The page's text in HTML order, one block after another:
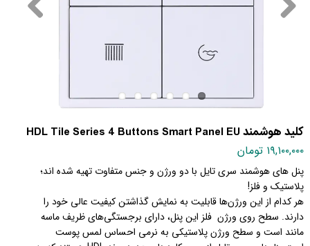
کلید هوشمند HDL Tile Series 4 Buttons Smart Panel EU
۱۹,۱۰۰,۰۰۰ تومان
پنل های هوشمند سری تایل با دو ورژن و جنس متفاوت تهیه شده اند؛
پلاستیک و فلز!
هر کدام از این ورژن‌ها قابلیت به نمایش گذاشتن کیفیت عالی خود را
دارند. سطح روی ورژن فلز این پنل، دارای برجستگی‌های ظریف ماسه
مانند است و سطح ورژن پلاستیکی به نرمی احساس لمس پوست